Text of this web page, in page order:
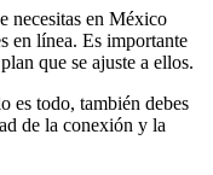
necesitas en México
en línea. Es importante
que se ajuste a ellos.
es todo, también debes
de la conexión y la